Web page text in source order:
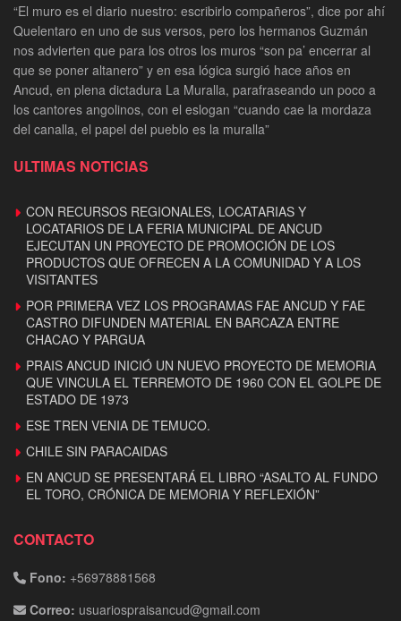
“El muro es el diario nuestro: escribirlo compañeros”, dice por ahí
Quelentaro en uno de sus versos, pero los hermanos Guzmán
nos advierten que para los otros los muros “son pa’ encerrar al
que se poner altanero” y en esa lógica surgió hace años en
Ancud, en plena dictadura La Muralla, parafraseando un poco a
los cantores angolinos, con el eslogan “cuando cae la mordaza
del canalla, el papel del pueblo es la muralla”
ULTIMAS NOTICIAS
CON RECURSOS REGIONALES, LOCATARIAS Y
LOCATARIOS DE LA FERIA MUNICIPAL DE ANCUD
EJECUTAN UN PROYECTO DE PROMOCIÓN DE LOS
PRODUCTOS QUE OFRECEN A LA COMUNIDAD Y A LOS
VISITANTES
POR PRIMERA VEZ LOS PROGRAMAS FAE ANCUD Y FAE
CASTRO DIFUNDEN MATERIAL EN BARCAZA ENTRE
CHACAO Y PARGUA
PRAIS ANCUD INICIÓ UN NUEVO PROYECTO DE MEMORIA
QUE VINCULA EL TERREMOTO DE 1960 CON EL GOLPE DE
ESTADO DE 1973
ESE TREN VENIA DE TEMUCO.
CHILE SIN PARACAIDAS
EN ANCUD SE PRESENTARÁ EL LIBRO “ASALTO AL FUNDO
EL TORO, CRÓNICA DE MEMORIA Y REFLEXIÓN”
CONTACTO
Fono: +56978881568
Correo: usuariospraisancud@gmail.com